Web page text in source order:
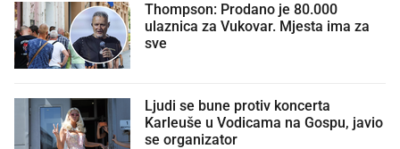
Thompson: Prodano je 80.000
ulaznica za Vukovar. Mjesta ima za
sve
Ljudi se bune protiv koncerta
Karleuše u Vodicama na Gospu, javio
se organizator